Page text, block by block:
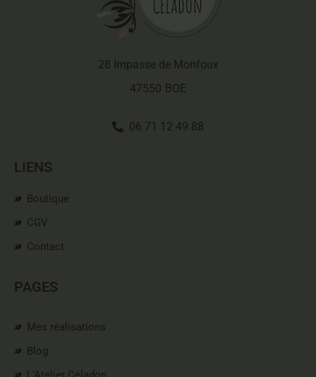
28 Impasse de Monfoux
47550 BOE
06 71 12 49 88
LIENS
Boutique
CGV
Contact
PAGES
Mes réalisations
Blog